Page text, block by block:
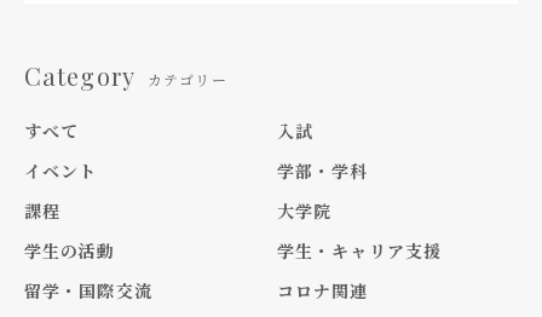
Category カテゴリー
すべて
入試
イベント
学部・学科
課程
大学院
学生の活動
学生・キャリア支援
留学・国際交流
コロナ関連